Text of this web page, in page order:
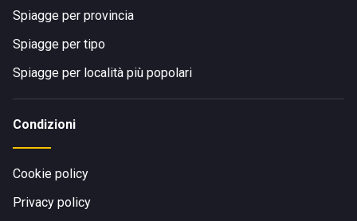
Spiagge per provincia
Spiagge per tipo
Spiagge per località più popolari
Condizioni
Cookie policy
Privacy policy